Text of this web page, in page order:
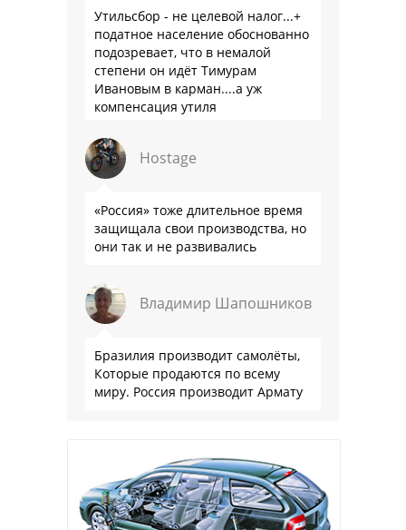
Утильсбор - не целевой налог...+
податное население обоснованно
подозревает, что в немалой
степени он идёт Тимурам
Ивановым в карман....а уж
компенсация утиля
что прям эталон коррупции
Hostage
«Россия» тоже длительное время
защищала свои производства, но
они так и не развивались
Владимир Шапошников
Бразилия производит самолёты,
Которые продаются по всему
миру. Россия производит Армату